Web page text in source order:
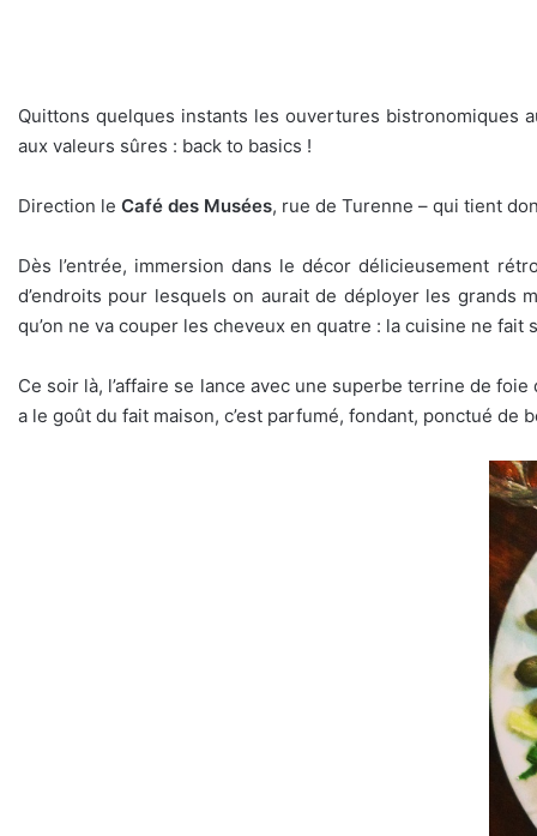
Quittons quelques instants les ouvertures bistronomiques
aux valeurs sûres : back to basics !
Direction le Café des Musées, rue de Turenne – qui tient
Dès l’entrée, immersion dans le décor délicieusement
d’endroits pour lesquels on aurait de déployer les grands
qu’on ne va couper les cheveux en quatre : la cuisine ne
Ce soir là, l’affaire se lance avec une superbe terrine de
a le goût du fait maison, c’est parfumé, fondant, ponctué de